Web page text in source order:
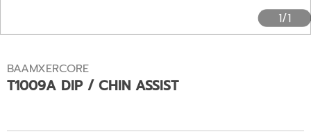
1/1
BAAMXERCORE
T1009A DIP / CHIN ASSIST